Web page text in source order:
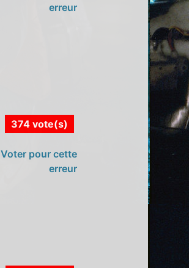
erreur
374 vote(s)
Voter pour cette
erreur